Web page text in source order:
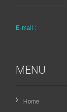
E-mail :
MENU
Home